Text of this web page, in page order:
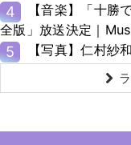
4
【音楽】「十勝
全版」放送決定｜
5 【写真】仁村紗